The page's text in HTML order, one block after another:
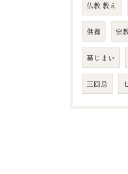
仏教 教え
供養 宗
墓じまい
​三回忌